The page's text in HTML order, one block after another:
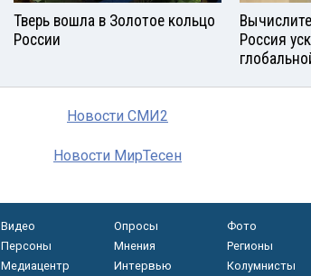
Тверь вошла в Золотое кольцо
России
Россия
Новости СМИ2
Новости МирТесен
Видео Опросы
Фото
Персоны
Мнения
Регионы
Медиацентр
Интервью Колумнисты